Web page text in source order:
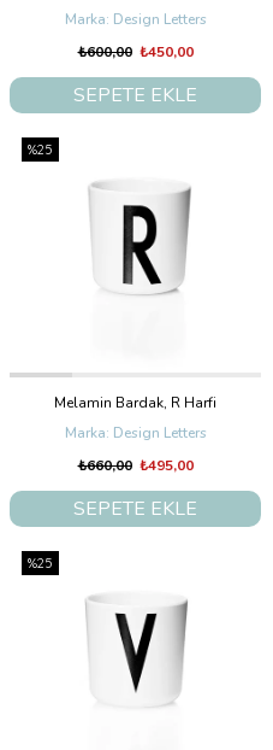
Design Letters
₺450,00
₺600,00
SEPETE EKLE
Melamin Bardak, R Harfi
Design Letters
₺495,00
₺660,00
SEPETE EKLE
%25
%25